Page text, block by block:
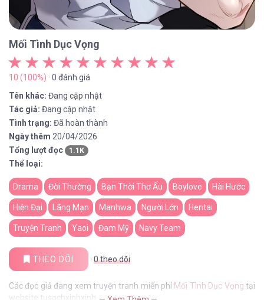
Mối Tình Dục Vọng
10 (100%) · 0 đánh giá
Tên khác: Đang cập nhật
Tác giả: Đang cập nhật
Tình trạng: Đã hoàn thành
Ngày thêm 20/04/2026
Tổng lượt đọc
1.1K
Thể loại:
Drama Đời Thường Bạn Thời Thơ Ấu Boylove Hài Hước
Hiện Đại Lãng Mạn Manhwa Người Lớn Hentai
Truyện Tranh Yaoi Đam Mỹ Navy Team
THEO DÕI · 0theo dõi
Các đọc giả đang xem truyện tranh miễn phí Mối Tình Dục Vọng tại
website tusachxinhxinh